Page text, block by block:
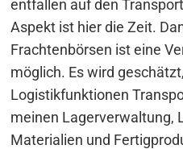
entfallen auf den
Aspekt ist hier die Zeit.
Frachtenbörsen ist eine
möglich. Es wird
Logistikfunktionen
meinen Lagerverwaltung,
Materialien und